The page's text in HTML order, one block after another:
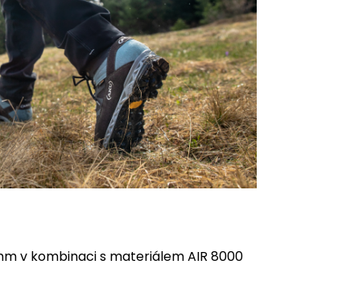
v kombinaci s materiálemAIR 8000